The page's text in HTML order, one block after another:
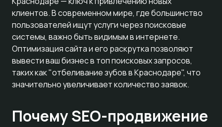
клиентов. В современном мире, где большинство
пользователей ищут услуги через поисковые
системы, важно быть видимым в интернете.
Оптимизация сайта и его раскрутка позволяют
вывести ваш бизнес в топ поисковых запросов,
таких как "отбеливание зубов в Краснодаре", что
значительно увеличивает количество заявок.
Почему SEO-продвижение